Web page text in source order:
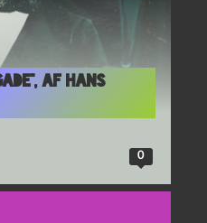
af Hans
0